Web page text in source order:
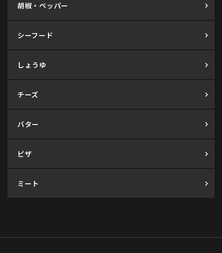
胡椒・ペッパー
シーフード
しょうゆ
チーズ
バター
ピザ
ミート